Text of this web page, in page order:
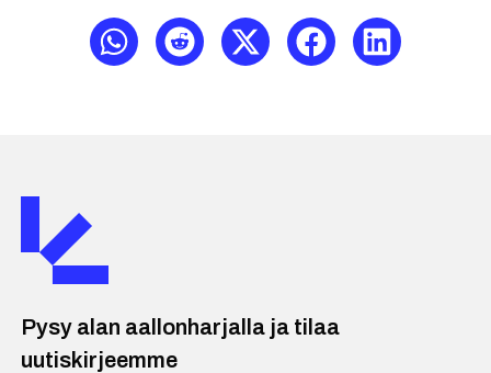
Pysy alan aallonharjalla ja tilaa
uutiskirjeemme